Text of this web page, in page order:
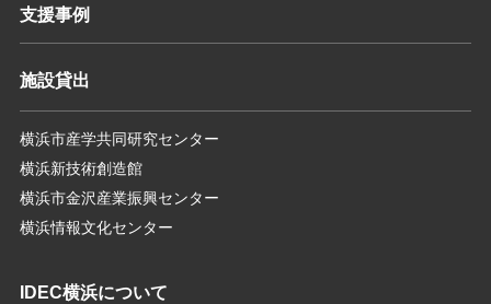
支援事例
施設貸出
横浜市産学共同研究センター
横浜新技術創造館
横浜市金沢産業振興センター
横浜情報文化センター
IDEC横浜について